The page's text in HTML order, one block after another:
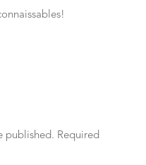
published. Required